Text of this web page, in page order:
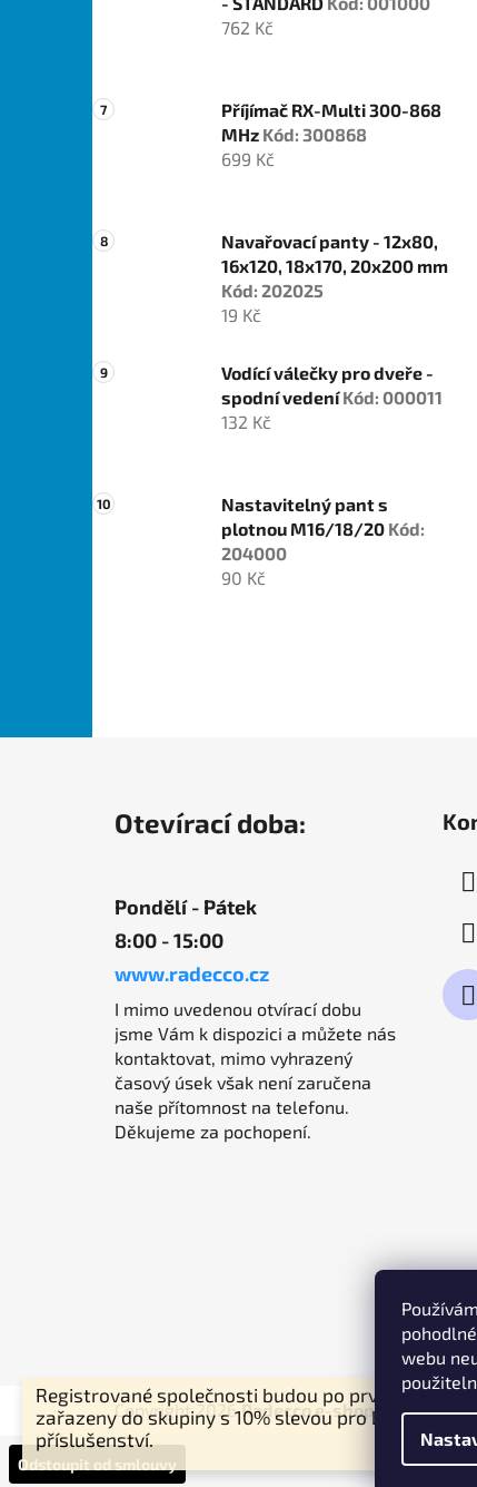
webu
Registrované společnosti budou po prvním
zařazeny do skupiny s 10% slevou pro brány a
příslušenství.
762 Kč
Příjímač RX-Multi 300-868
MHz Kód: 300868
699 Kč
Navařovací panty - 12x80,
16x120, 18x170, 20x200 mm
Kód: 202025
19 Kč
Vodící válečky pro dveře -
spodní vedeníKód: 000011
132 Kč
Nastavitelný pant s
plotnou M16/18/20 Kód:
204000
90 Kč
Otevírací doba:
Pondělí - Pátek
8:00 - 15:00
www.radecco.cz
I mimo uvedenou otvírací dobu
jsme Vám k dispozici a můžete nás
kontaktovat, mimo vyhrazený
časový úsek však není zaručena
naše přítomnost na telefonu.
Děkujeme za pochopení.
Copyright 2026Radecco e-shop . Všechna
Odstoupit od smlouvy